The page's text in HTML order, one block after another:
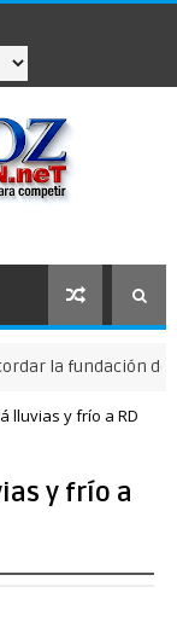
de Santo
lluvias y frío a RD
y frío a